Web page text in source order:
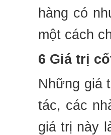
hàng có
một cách
6 Giá trị
Những giá
tác, các
giá trị này